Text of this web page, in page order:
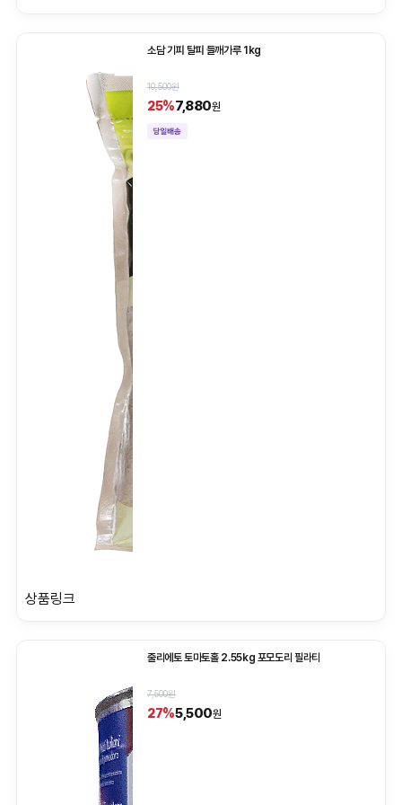
소담 기피 탈피 들깨가루 1kg
10,500원
25%7,880원
상품링크
줄리에토 토마토홀 2.55kg 포모도리 필라티
7,500원
27%5,500원